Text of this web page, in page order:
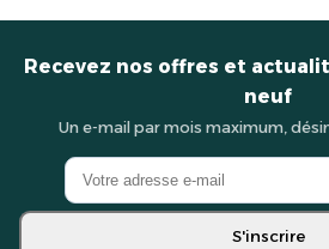
Recevez nos offres et
neuf
Un e-mail par mois maximum,
S'inscrire